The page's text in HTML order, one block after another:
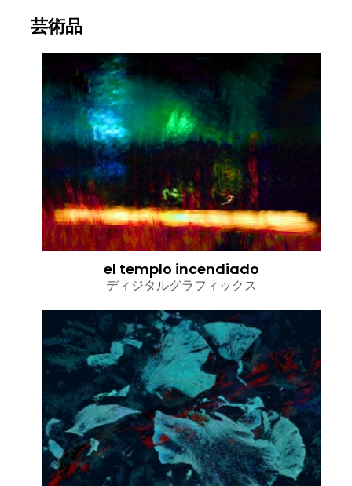
芸術品
el templo incendiado
ディジタルグラフィックス